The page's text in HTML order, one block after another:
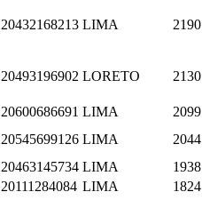
20432168213 LIMA
20493196902 LORETO
20600686691 LIMA
20545699126 LIMA
20463145734 LIMA
20111284084 LIMA